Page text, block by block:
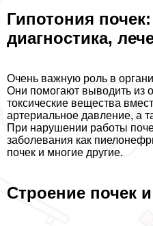
Гипотония
диагностика,
Очень важную роль в
Они помогают выводить из
токсические вещества
артериальное давление, а
При нарушении работы
заболевания как
почек и многие другие.
Строение почек